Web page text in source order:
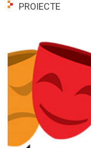
PROIECTE